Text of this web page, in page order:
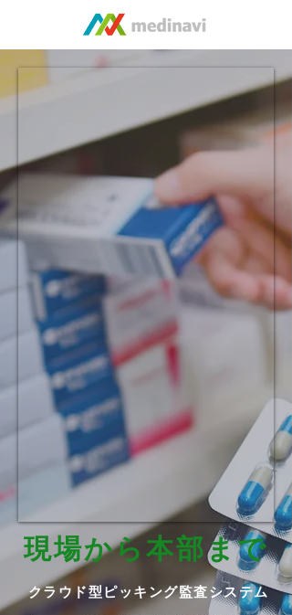
現場から本部まで
クラウド型ピッキング監査システム